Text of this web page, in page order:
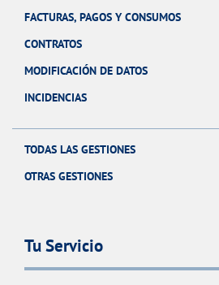
FACTURAS, PAGOS Y CONSUMOS
CONTRATOS
MODIFICACIÓN DE DATOS
INCIDENCIAS
TODAS LAS GESTIONES
OTRAS GESTIONES
Tu Servicio